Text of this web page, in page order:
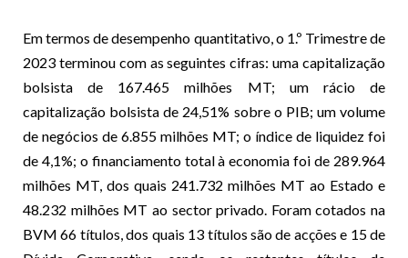
Em termos de desempenho quantitativo, o 1.º Trimestre de
2023 terminou com as seguintes cifras: uma capitalização
bolsista de 167.465 milhões MT; um rácio de
capitalização bolsista de 24,51% sobre o PIB; um volume
de negócios de 6.855 milhões MT; o índice de liquidez foi
de 4,1%; o financiamento total à economia foi de 289.964
milhões MT, dos quais 241.732 milhões MT ao Estado e
48.232 milhões MT ao sector privado. Foram cotados na
BVM 66 títulos, dos quais 13 títulos são de acções e 15 de